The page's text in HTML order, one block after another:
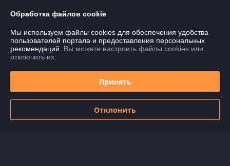
У компании пока нет отзывов, добавьте первый
О нас
Доставка и оплата
Обработка файлов cookie
Мы используем файлы cookies для обеспечения удобства
пользователей портала и предоставления персональных
рекомендаций. Вы можете настроить файлы cookies или
отключить их.
Принять
Отклонить